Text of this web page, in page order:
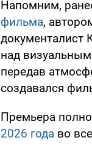
Напомним,
фильма,
документалист
над
передав
создавался
Премьера
2026 года во